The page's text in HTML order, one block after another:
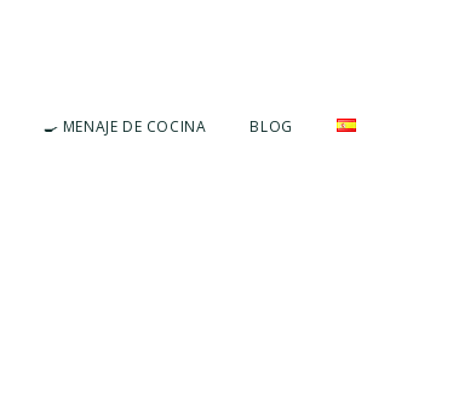
🍳 MENAJE DE COCINA BLOG